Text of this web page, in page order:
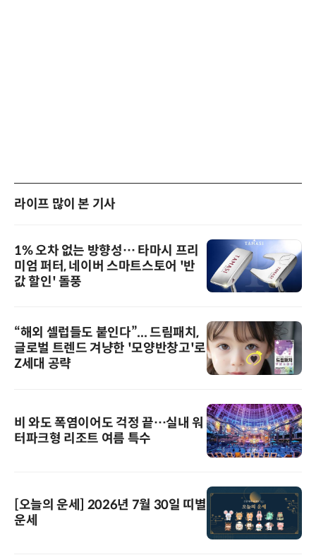
라이프 많이 본 기사
1% 오차 없는 방향성… 타마시 프리
미엄 퍼터, 네이버 스마트스토어 '반
값 할인' 돌풍
“해외 셀럽들도 붙인다”... 드림패치,
글로벌 트렌드 겨냥한 '모양반창고'로
Z세대 공략
비 와도 폭염이어도 걱정 끝…실내 워
터파크형 리조트 여름 특수
[오늘의 운세] 2026년 7월 30일 띠별
운세